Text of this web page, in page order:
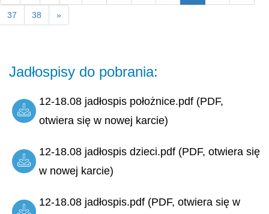
37 38 »
Jadłospisy do pobrania:
12-18.08 jadłospis położnice.pdf (PDF,
otwiera się w nowej karcie)
12-18.08 jadłospis dzieci.pdf (PDF, otwiera się
w nowej karcie)
12-18.08 jadłospis.pdf (PDF, otwiera się w